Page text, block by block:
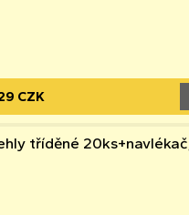
CZK
tříděné